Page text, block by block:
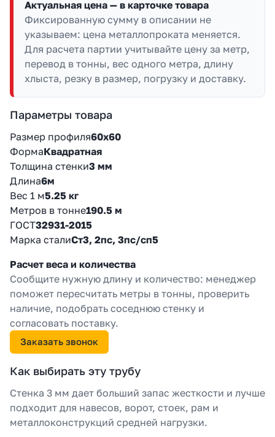
Актуальная цена — в карточке товара
Фиксированную сумму в описании не
указываем: цена металлопроката меняется.
Для расчета партии учитывайте цену за метр,
перевод в тонны, вес одного метра, длину
хлыста, резку в размер, погрузку и доставку.
Параметры товара
Размер профиля60х60
ФормаКвадратная
Толщина стенки3 мм
Длина6м
Вес 1 м5.25 кг
Метров в тонне190.5 м
ГОСТ32931-2015
Марка сталиСт3, 2пс, 3пс/сп5
Расчет веса и количества
Сообщите нужную длину и количество: менеджер
поможет пересчитать метры в тонны, проверить
наличие, подобрать соседнюю стенку и
согласовать поставку.
Заказать звонок
Как выбирать эту трубу
Стенка 3 мм дает больший запас жесткости и лучше
подходит для навесов, ворот, стоек, рам и
металлоконструкций средней нагрузки.